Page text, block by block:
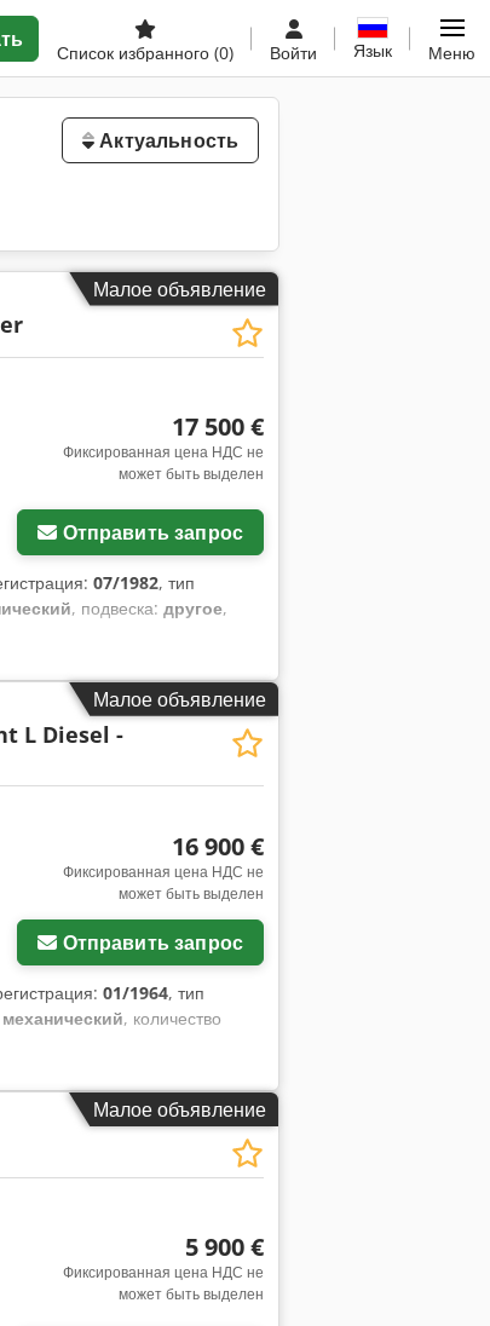
Список избранного (0) Войти Язык Меню
Актуальность
Малое объявление
17 500 €
Фиксированная цена НДС не
может быть выделен
Отправить запрос
07/1982, тип
, подвеска: другое,
Малое объявление
L Diesel -
16 900 €
Фиксированная цена НДС не
может быть выделен
Отправить запрос
01/1964, тип
механический, количество
Малое объявление
5 900 €
Фиксированная цена НДС не
может быть выделен